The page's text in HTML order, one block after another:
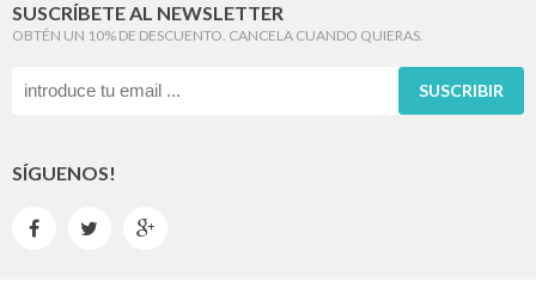
SUSCRÍBETE AL NEWSLETTER
OBTÉN UN 10% DE DESCUENTO. CANCELA CUANDO QUIERAS.
SUSCRIBIR
SÍGUENOS!
  